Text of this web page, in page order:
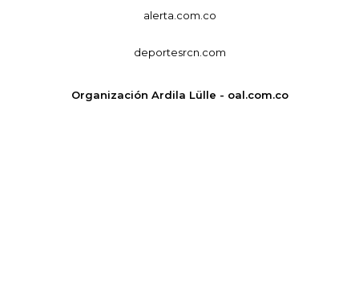
alerta.com.co
deportesrcn.com
Organización Ardila Lülle - oal.com.co